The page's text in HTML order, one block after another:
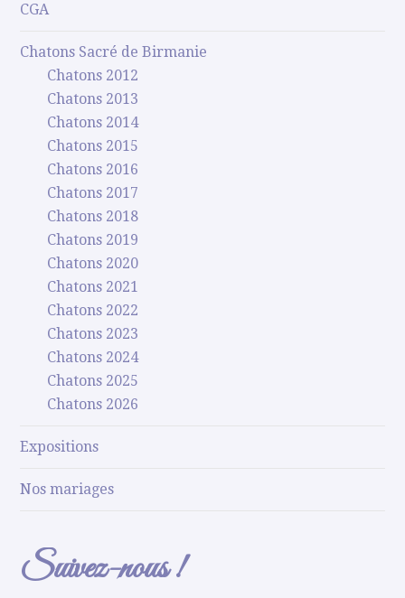
CGA
Chatons Sacré de Birmanie
Chatons 2012
Chatons 2013
Chatons 2014
Chatons 2015
Chatons 2016
Chatons 2017
Chatons 2018
Chatons 2019
Chatons 2020
Chatons 2021
Chatons 2022
Chatons 2023
Chatons 2024
Chatons 2025
Chatons 2026
Expositions
Nos mariages
Suivez-nous !